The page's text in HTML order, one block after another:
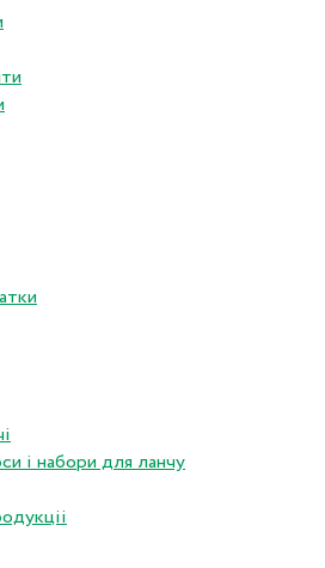
і набори для ланчу